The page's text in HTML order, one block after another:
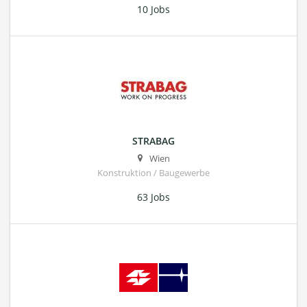
10 Jobs
STRABAG
Wien
Konstruktion / Baugewerbe
63 Jobs